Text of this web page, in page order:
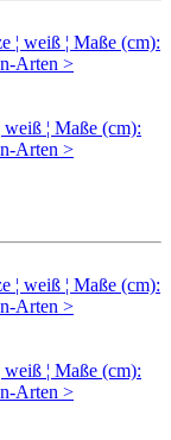
¦ Maße (cm):
Arten >
¦ Maße (cm):
Arten >